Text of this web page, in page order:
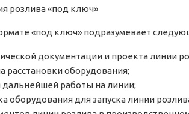
розлива «под ключ»
«под ключ» подразумевает
документации и проекта линии
расстановки оборудования;
работы на линии;
оборудования для запуска линии